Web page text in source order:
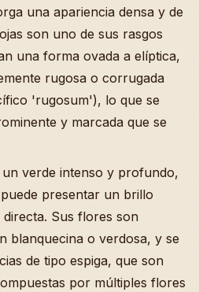
una apariencia densa y de
son uno de sus rasgos
una forma ovada a elíptica,
rugosa o corrugada
'rugosum'), lo que se
y marcada que se
verde intenso y profundo,
presentar un brillo
Sus flores son
blanquecina o verdosa, y se
de tipo espiga, que son
por múltiples flores